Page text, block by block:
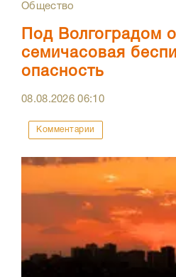
Общество
Под Волгоградом
семичасовая
опасность
08.08.202606:10
Комментарии